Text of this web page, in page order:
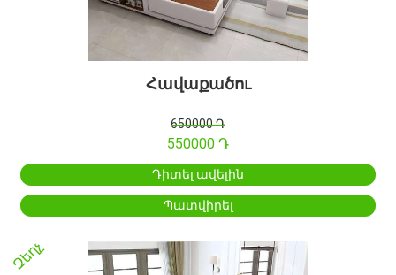
Հավաքածու
650000 Դ
550000 Դ
Դիտել ավելին
Պատվիրել
Զեղչ